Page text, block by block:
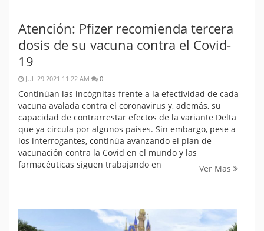
Atención: Pfizer recomienda tercera
dosis de su vacuna contra el Covid-
19
JUL 29 2021 11:22 AM 0
Continúan las incógnitas frente a la efectividad de cada
vacuna avalada contra el coronavirus y, además, su
capacidad de contrarrestar efectos de la variante Delta
que ya circula por algunos países. Sin embargo, pese a
los interrogantes, continúa avanzando el plan de
vacunación contra la Covid en el mundo y las
farmacéuticas siguen trabajando en
Ver Mas